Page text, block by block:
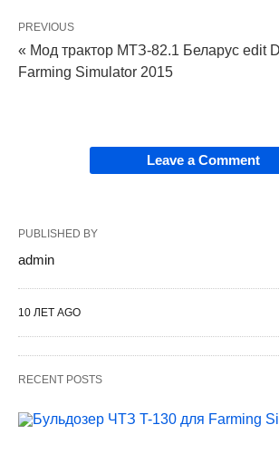
PREVIOUS
« Мод трактор МТЗ-82.1 Беларус edit
Farming Simulator 2015
Leave a Comment
PUBLISHED BY
admin
10 ЛЕТ AGO
RECENT POSTS